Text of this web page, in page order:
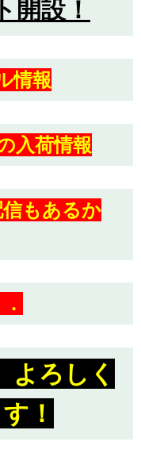
開設！
情報
入荷情報
もあるか
よろしく
！